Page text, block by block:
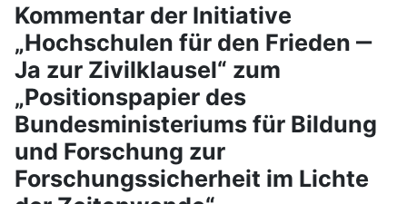
Kommentar der Initiative
„Hochschulen für den Frieden ‒
Ja zur Zivilklausel“ zum
„Positionspapier des
Bundesministeriums für Bildung
und Forschung zur
Forschungssicherheit im Lichte